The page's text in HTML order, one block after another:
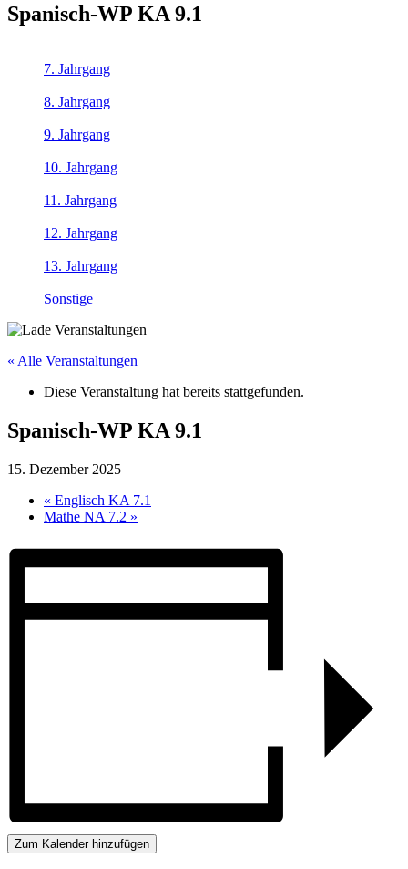
Spanisch-WP KA 9.1
7. Jahrgang
8. Jahrgang
9. Jahrgang
10. Jahrgang
11. Jahrgang
12. Jahrgang
13. Jahrgang
Sonstige
« Alle Veranstaltungen
Diese Veranstaltung hat bereits stattgefunden.
Spanisch-WP KA 9.1
15. Dezember 2025
« Englisch KA 7.1
Mathe NA 7.2 »
Zum Kalender hinzufügen